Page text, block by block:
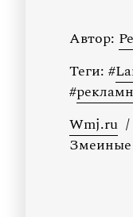
Автор:
Теги: #
#
Wmj.ru /
Змеиные